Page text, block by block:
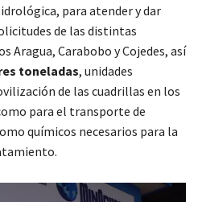
para atender y dar
de las distintas
Aragua, Carabobo y Cojedes, así
toneladas, unidades
de las cuadrillas en los
para el transporte de
químicos necesarios para la